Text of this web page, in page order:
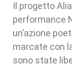
Il progetto
performance
un’azione
marcate con
sono state